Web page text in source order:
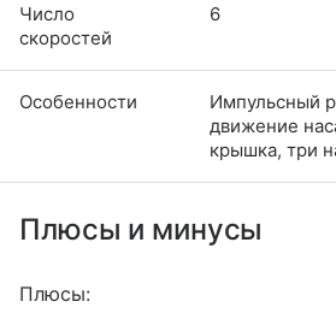
Число
скоростей
6
Особенности
Импульсный
движение
крышка, три
Плюсы и минусы
Плюсы: